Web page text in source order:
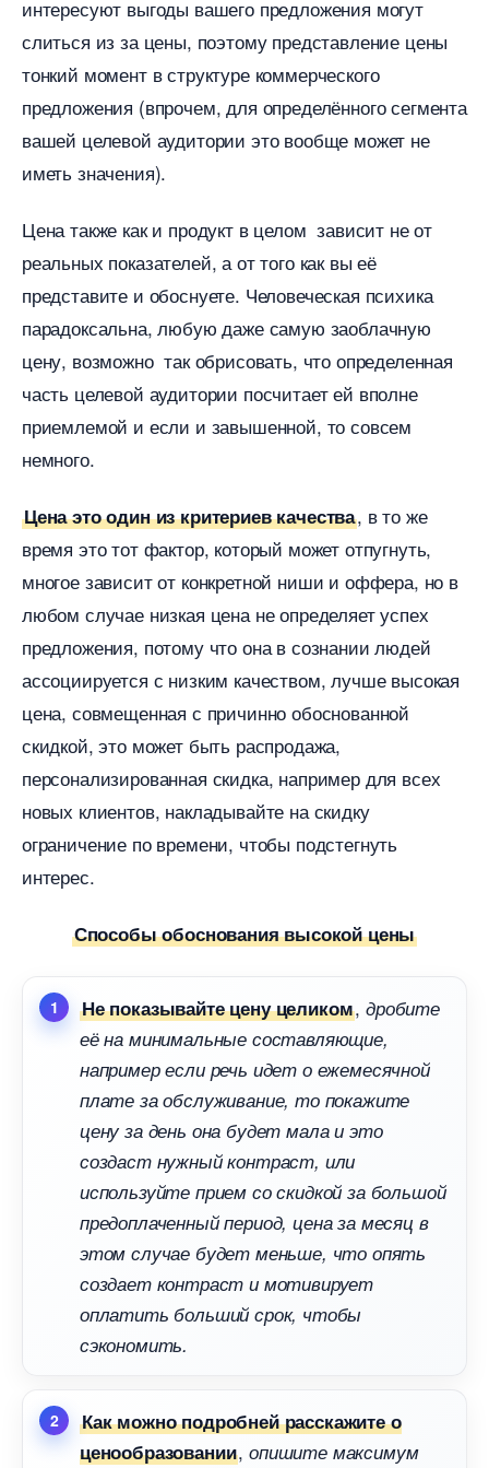
интересуют выгоды вашего предложения могут
слиться из за цены, поэтому представление цены
тонкий момент в структуре коммерческого
предложения (впрочем, для определённого сегмента
ашей целевой аудитории это вообще может не
иметь значения).
Цена также как и продукт в целом зависит не от
реальных показателей, а от того как вы её
представите и обоснуете. Человеческая психика
парадоксальна, любую даже самую заоблачную
цену, возможно так обрисовать, что определенная
часть целевой аудитории посчитает ей вполне
приемлемой и если и завышенной, то совсем
немного.
Цена это один из критериев качества, в то же
ремя это тот фактор, который может отпугнуть,
многое зависит от конкретной ниши и оффера, но
любом случае низкая цена не определяет успех
предложения, потому что она в сознании людей
ассоциируется с низким качеством, лучше высокая
цена, совмещенная с причинно обоснованной
скидкой, это может быть распродажа,
персонализированная скидка, например для всех
новых клиентов, накладывайте на скидку
ограничение по времени, чтобы подстегнуть
интерес.
Способы обоснования высокой цены
Не показывайте цену целиком,дробите
её на минимальные составляющие,
например если речь идет о ежемесячной
плате за обслуживание, то покажите
цену за день она будет мала и это
создаст нужный контраст, или
используйте прием со скидкой за большой
предоплаченный период, цена за месяц
этом случае будет меньше, что опять
создает контраст и мотивирует
оплатить больший срок, чтобы
сэкономить.
Как можно подробней расскажите о
ценообразовании,опишите максимум